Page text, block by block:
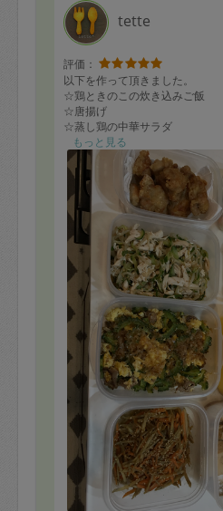
tette
評価：
以下を作って頂きました。
☆鶏ときのこの炊き込みご飯
☆唐揚げ
☆蒸し鶏の中華サラダ
☆コールスロー
☆ゴーヤチャンプルー
☆きんぴらごぼう
☆肉豆腐
☆人参のポタージュ
☆サーモンのレモンバターソース
☆ぶりの照り焼き
☆ヨーグルトプリン
もっと見る